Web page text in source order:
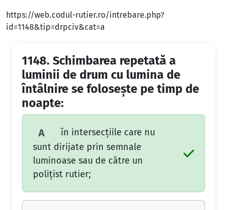
https://web.codul-rutier.ro/intrebare.php?
id=1148&tip=drpciv&cat=a
1148. Schimbarea repetată a
luminii de drum cu lumina de
întâlnire se foloseşte pe timp de
noapte:
A
în intersecţiile care nu
sunt dirijate prin semnale
luminoase sau de către un
poliţist rutier;